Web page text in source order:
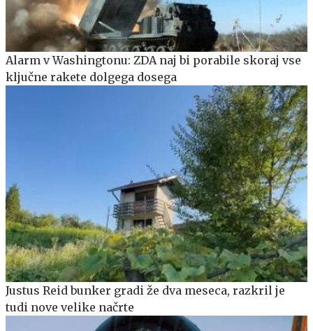
Alarm v Washingtonu: ZDA naj bi porabile skoraj vse
ključne rakete dolgega dosega
Justus Reid bunker gradi že dva meseca, razkril je
tudi nove velike načrte